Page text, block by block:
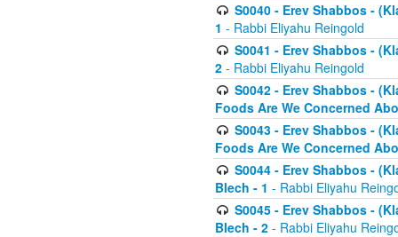
S0040 - Erev Shabbos -
1 - Rabbi Eliyahu Reingold
S0041 - Erev Shabbos -
2 - Rabbi Eliyahu Reingold
S0042 - Erev Shabbos -
Foods Are We Concerned
S0043 - Erev Shabbos -
Foods Are We Concerned
S0044 - Erev Shabbos -
Blech - 1 - Rabbi Eliyahu
S0045 - Erev Shabbos -
Blech - 2 - Rabbi Eliyahu